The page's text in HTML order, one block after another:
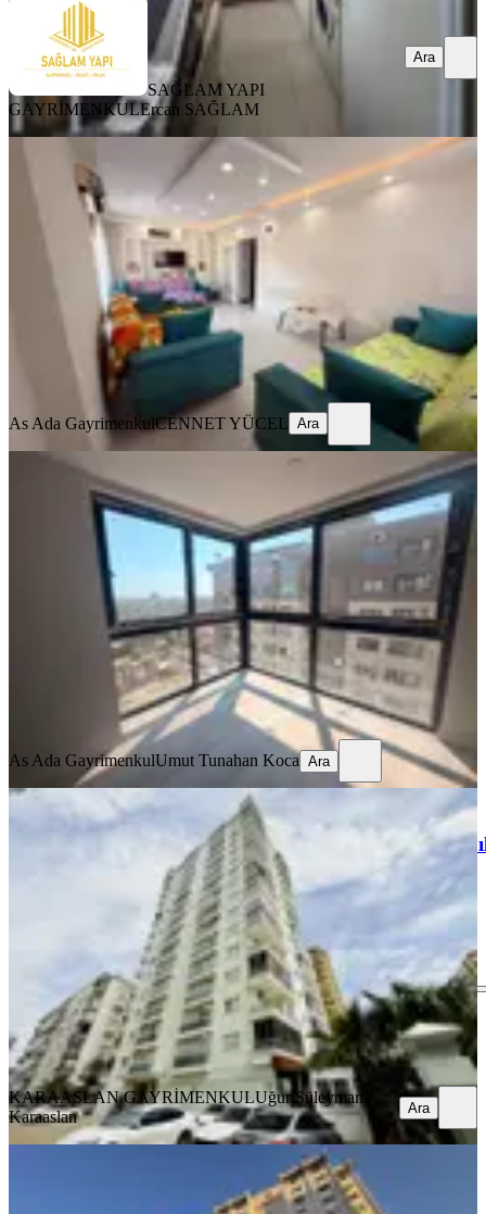
SAĞLAM YAPI
GAYRİMENKULErcan SAĞLAM
Ara
Tellidere Mh 3+1 Satılık Daire
Seyhan, Tellidere Mahallesi
3+1·140 m² · 2. Kat
4.250.000 ₺
As Ada GayrimenkulCENNET YÜCEL
As Ada GayrimenkulCENNET YÜCEL Ara
Seyhan Mithatpaşa'da Havuzlu Sitede
Satılık Sıfır 3+1 Daire
Seyhan, Mithatpaşa Mahallesi
· 12. Kat· 05.08.2026
6.500.000 ₺
As Ada GayrimenkulUmut Tunahan Koca
As Ada GayrimenkulUmut Tunahan Koca Ara
YENİ
Bölgenin En Çok Aranan
Seyhan, Yeşilyurt Mahallesi
3+1·165 m² · 5. Kat·
6.490.000 ₺
KARAASLAN GAYRİMENKULUğur Süleyman Karaaslan
Ara
KARAASLAN GAYRİMENKULUğur Süleyman
Karaaslan
Ara
Yeşiloba Toki'de Cepheleri Açık Site
İçi Geniş 3+1 Satılık Daire